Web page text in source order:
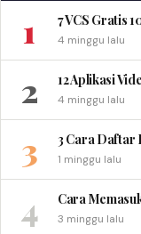
1 7 VCS Gratis
4 minggu lalu
2 12 Aplikasi
4 minggu lalu
3 3 Cara Daftar
1 minggu lalu
4 Cara
3 minggu lalu